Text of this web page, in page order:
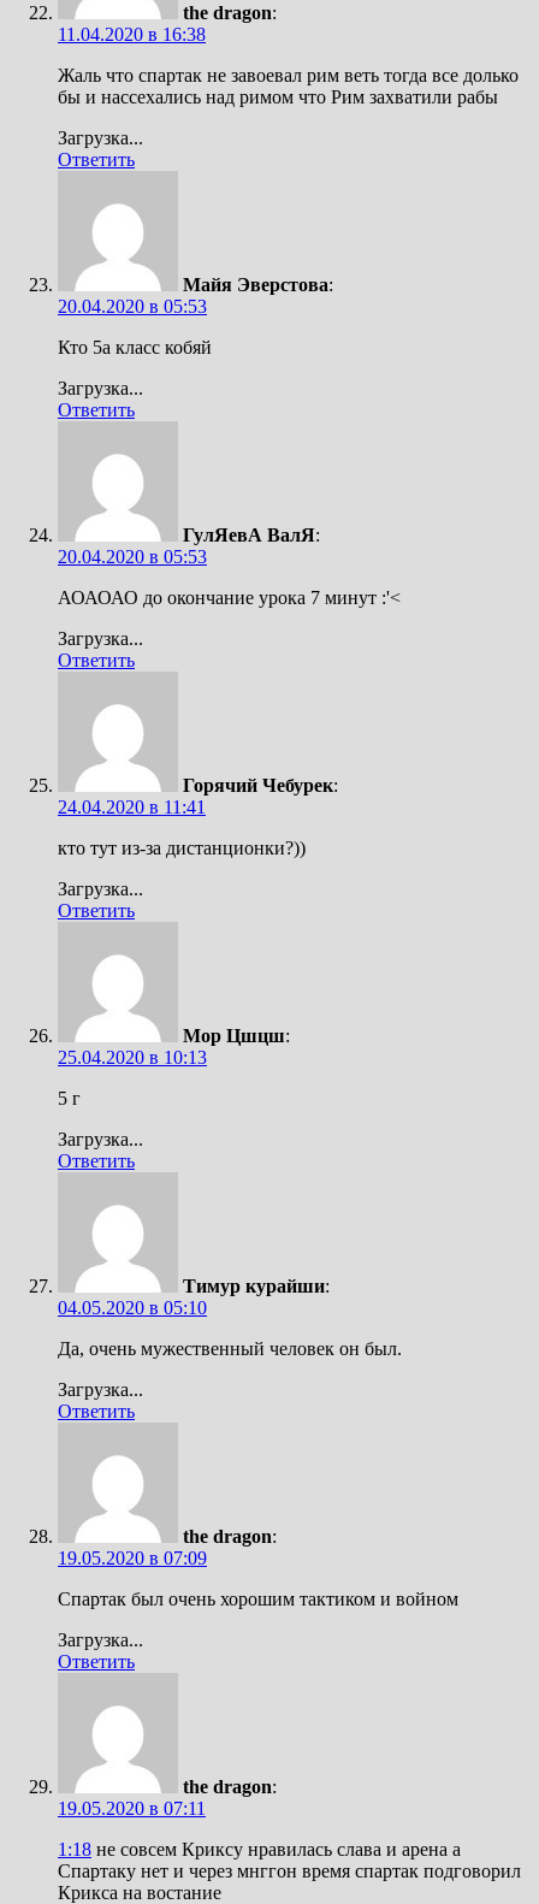
the dragon:
11.04.2020 в 16:38
Жаль что спартак не завоевал рим веть тогда все долько
бы и нассехались над римом что Рим захватили рабы
Загрузка...
Ответить
Майя Эверстова:
20.04.2020 в 05:53
Кто 5а класс кобяй
Загрузка...
Ответить
ГулЯевА ВалЯ:
20.04.2020 в 05:53
АОАОАО до окончание урока 7 минут :'<
Загрузка...
Ответить
Горячий Чебурек:
24.04.2020 в 11:41
кто тут из-за дистанционки?))
Загрузка...
Ответить
Мор Цшцш:
25.04.2020 в 10:13
5 г
Загрузка...
Ответить
Тимур курайши:
04.05.2020 в 05:10
Да, очень мужественный человек он был.
Загрузка...
Ответить
the dragon:
19.05.2020 в 07:09
Спартак был очень хорошим тактиком и войном
Загрузка...
Ответить
the dragon:
19.05.2020 в 07:11
1:18 не совсем Криксу нравилась слава и арена а
Спартаку нет и через мнггон время спартак подговорил
Крикса на востание